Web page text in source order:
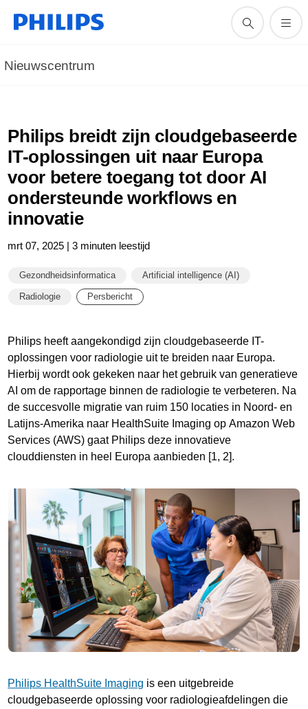
Nieuwscentrum
Philips breidt zijn cloudgebaseerde
IT-oplossingen uit naar Europa
voor betere toegang tot door AI
ondersteunde workflows en
innovatie
mrt 07, 2025 | 3 minuten leestijd
Gezondheidsinformatica Artificial intelligence (AI)
Radiologie Persbericht
Philips heeft aangekondigd zijn cloudgebaseerde IT-
oplossingen voor radiologie uit te breiden naar Europa.
Hierbij wordt ook gekeken naar het gebruik van generatieve
AI om de rapportage binnen de radiologie te verbeteren. Na
de succesvolle migratie van ruim 150 locaties in Noord- en
Latijns-Amerika naar HealthSuite Imaging op Amazon Web
Services (AWS) gaat Philips deze innovatieve
clouddiensten in heel Europa aanbieden [1, 2].
Philips HealthSuite Imaging is een uitgebreide
cloudgebaseerde oplossing voor radiologieafdelingen die